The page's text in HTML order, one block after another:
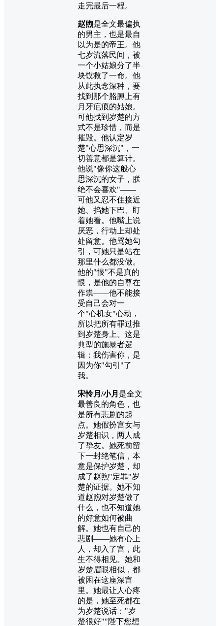
走完最后一程。
赵煦是全文最偏执
的男主，也是最自
以为是的帝王。他
七岁流落民间，被
一个小姑娘分了半
块馍救了一命。他
从此执念深种，要
找到那个胳膊上有
月牙疤痕的姑娘。
可他找到岁楚的方
式不是珍惜，而是
摧毁。他认定岁
楚"心思深沉"，一
切善意都是算计。
他说"像你这般心
思深沉的女子，朕
绝不会喜欢"——
可他又忍不住接近
她、掐她下巴、盯
着她看。他嘴上说
厌恶，行动上却处
处留意。他骂她勾
引，可她只是站在
那里什么都没做。
他的"恨"不是真的
恨，是他的自尊在
作祟——他不能接
受自己会对一
个"心机女"心动，
所以把所有罪过推
到岁楚身上。这是
典型的施暴者逻
辑：我伤害你，是
因为你"勾引"了
我。
宋怜月/小月 是全文
最善良的角色，也
是所有悲剧的起
点。她假扮宫女与
岁楚相识，两人成
了挚友。她死前留
下一封绝笔信，本
意是保护岁楚，却
成了赵煦"定罪"岁
楚的证据。她不知
道赵煦对岁楚做了
什么，也不知道她
的好意如何被曲
解。她也有自己的
悲剧——她有心上
人，却入了宫，此
生不得相见。她和
岁楚眉眼相似，都
被困在这座深宫
里。她最让人心疼
的是，她至死都在
为岁楚说话："岁
楚很好""陛下您想